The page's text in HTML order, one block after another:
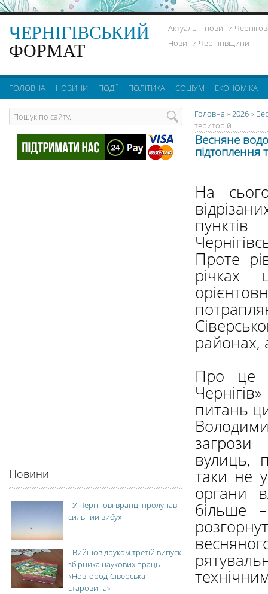
ЧЕРНІГІВСЬКИЙ
ФОРМАТ
Актуальні новини
Новини Чернігівщини
ГОЛОВНА НОВИНИ ПОДІЇ ПОЛІТИКА СОЦІУМ ЕКОНОМІКА
Головна » 2026»
територій
Весняне
підтоплення
На
Проте
річках
районах,
Про це
питань
вулиць,
таки не
органи
більше
Новини
-У Чернігові вранці пролунав
сильний вибух
- Вийшов друком третій випуск
збірника наукових праць
«Новгород-Сіверська
старовина»